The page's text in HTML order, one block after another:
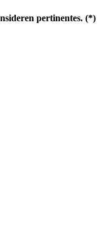
pertinentes. (*)